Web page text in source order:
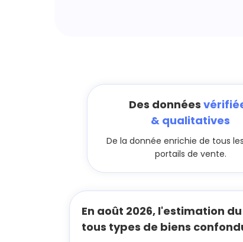
Des données
& qualitatives
De la donnée enrichie de tous
portails de vente.
En août 2026, l'estimation du
tous types de biens